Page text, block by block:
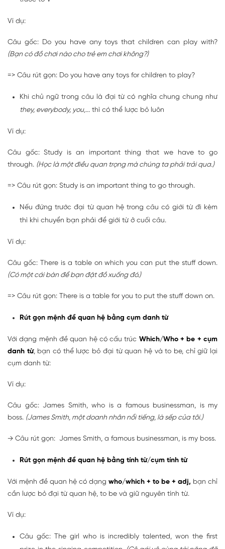
Ví dụ:
Câu gốc: Do you have any toys that children can play with?
(Bạn có đồ chơi nào cho trẻ em chơi không?)
=> Câu rút gọn: Do you have any toys for children to play?
Khi chủ ngữ trong câu là đại từ có nghĩa chung chung như
they, everybody, you,... thì có thể lược bỏ luôn
Ví dụ:
Câu gốc: Study is an important thing that we have to go
through. (Học là một điều quan trọng mà chúng ta phải trải qua.)
=> Câu rút gọn: Study is an important thing to go through.
Nếu đứng trước đại từ quan hệ trong câu có giới từ đi kèm
thì khi chuyển bạn phải để giới từ ở cuối câu.
Ví dụ:
Câu gốc: There is a table on which you can put the stuff down.
(Có một cái bàn để bạn đặt đồ xuống đó.)
=> Câu rút gọn: There is a table for you to put the stuff down on.
Rút gọn mệnh đề quan hệ bằng cụm danh từ
Với dạng mệnh đề quan hệ có cấu trúc Which/Who + be + cụm
danh từ, bạn có thể lược bỏ đại từ quan hệ và to be, chỉ giữ lại
cụm danh từ:
Ví dụ:
Câu gốc: James Smith, who is a famous businessman, is my
boss. (James Smith, một doanh nhân nổi tiếng, là sếp của tôi.)
→ Câu rút gọn: James Smith, a famous businessman, is my boss.
Rút gọn mệnh đề quan hệ bằng tính từ/cụm tính từ
Với mệnh đề quan hệ có dạng who/which + to be + adj, bạn chỉ
cần lược bỏ đại từ quan hệ, to be và giữ nguyên tính từ.
Ví dụ:
Câu gốc: The girl who is incredibly talented, won the first